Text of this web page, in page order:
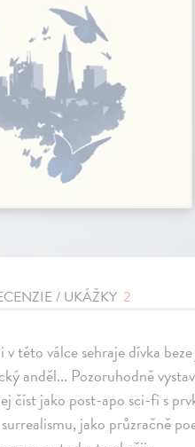
/ UKÁŽKY 2
této válce sehraje dívka
anděl... Pozoruhodně
číst jako post-apo sci-fi s
jako průzračně